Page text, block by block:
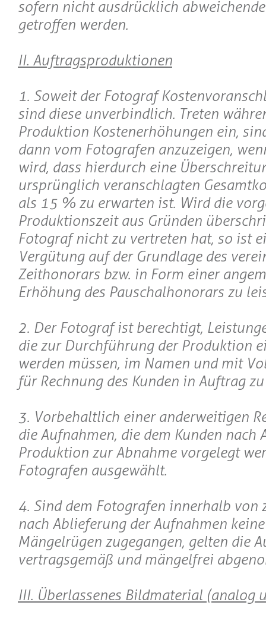
sofern nicht ausdrücklich
getroffen werden.
II. Auftragsproduktionen
1. Soweit der Fotograf
sind diese unverbindlich. Treten
Produktion Kostenerhöhungen ein,
dann vom Fotografen anzuzeigen,
wird, dass hierdurch eine
ursprünglich veranschlagten
als 15 % zu erwarten ist. Wird die
Produktionszeit aus Gründen
Fotograf nicht zu vertreten hat, so ist
Vergütung auf der Grundlage des
Zeithonorars bzw. in Form einer
Erhöhung des Pauschalhonorars zu
2. Der Fotograf ist berechtigt,
die zur Durchführung der Produktion
werden müssen, im Namen und mit
für Rechnung des Kunden in Auftrag
3. Vorbehaltlich einer anderweitigen
die Aufnahmen, die dem Kunden nach
Produktion zur Abnahme vorgelegt
Fotografen ausgewählt.
4. Sind dem Fotografen innerhalb von
nach Ablieferung der Aufnahmen
Mängelrügen zugegangen, gelten die
vertragsgemäß und mängelfrei
III. Überlassenes Bildmaterial (analog